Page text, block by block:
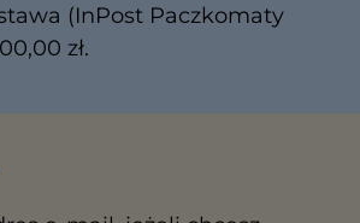
(InPost Paczkomaty
zł.